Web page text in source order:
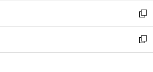
く
で
開
く
ド
ウ
で
開
ウ
ィ
ン
ド
ウ
し
い
ウ
ィ
ン
新
し
い
ウ
新
し